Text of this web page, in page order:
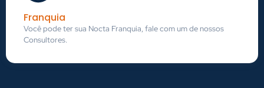
Franquia
Você pode ter sua Nocta Franquia, fale com um de nossos
Consultores.